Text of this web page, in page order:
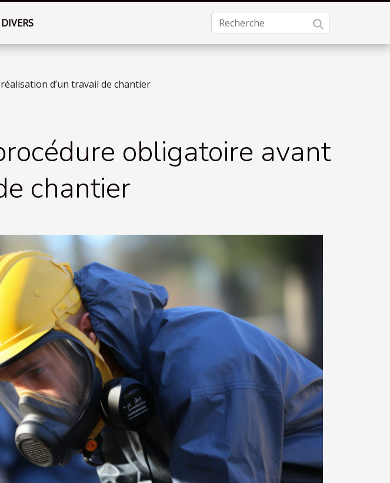
DIVERS
d’un travail de chantier
obligatoire avant
chantier